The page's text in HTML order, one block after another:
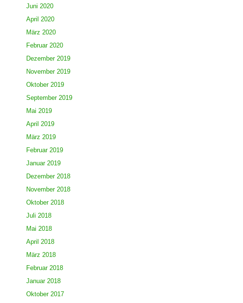
Juni 2020
April 2020
März 2020
Februar 2020
Dezember 2019
November 2019
Oktober 2019
September 2019
Mai 2019
April 2019
März 2019
Februar 2019
Januar 2019
Dezember 2018
November 2018
Oktober 2018
Juli 2018
Mai 2018
April 2018
März 2018
Februar 2018
Januar 2018
Oktober 2017